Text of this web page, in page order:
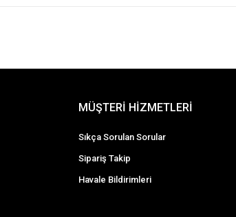
MÜŞTERİ HİZMETLERİ
Sıkça Sorulan Sorular
Sipariş Takip
Havale Bildirimleri